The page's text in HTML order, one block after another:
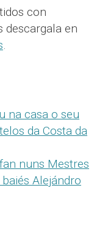
con
descargala en
.
na casa o seu
da Costa da
nuns Mestres
Alejándro